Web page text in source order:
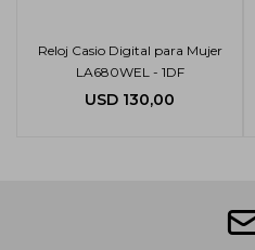
Reloj Casio Digital para Mujer
LA680WEL - 1DF
USD 130,00